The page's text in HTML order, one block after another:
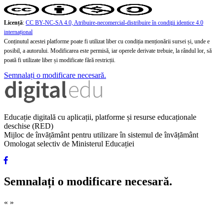
Licență: CC BY-NC-SA 4.0, Atribuire-necomercial-distribuire în condiţii identice 4.0
internațional
Conținutul acestei platforme poate fi utilizat liber cu condiția menționării sursei și, unde e
posibil, a autorului. Modificarea este permisă, iar operele derivate trebuie, la rândul lor, să
poată fi utilizate liber și modificate fără restricții.
Semnalați o modificare necesară.
Educație digitală cu aplicații, platforme și resurse educaționale
deschise (RED)
Mijloc de învățământ pentru utilizare în sistemul de învățământ
Omologat selectiv de Ministerul Educației
Semnalați o modificare necesară.
« »